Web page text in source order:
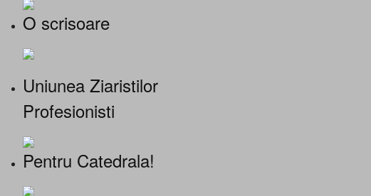
O scrisoare
Uniunea Ziaristilor
Profesionisti
Pentru Catedrala!